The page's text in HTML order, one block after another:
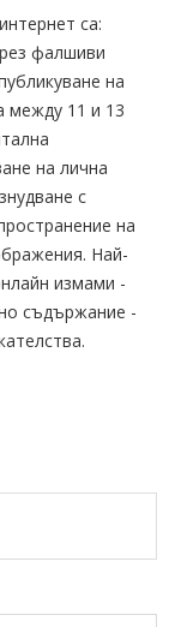
са:
фалшиви
на
между 11 и 13
на лична
с
на
Най-
измами -
съдържание -